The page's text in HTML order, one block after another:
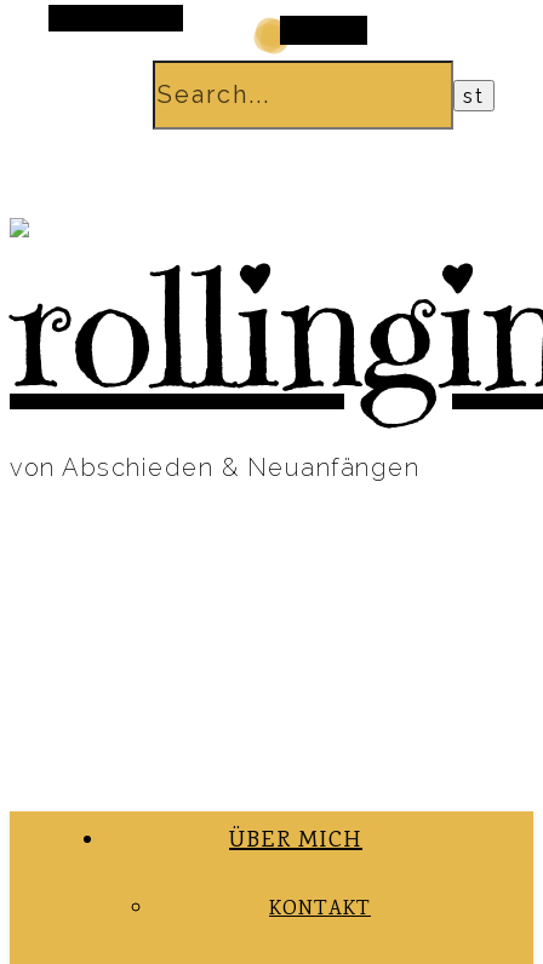
von Abschieden & Neuanfängen
ÜBER MICH
KONTAKT